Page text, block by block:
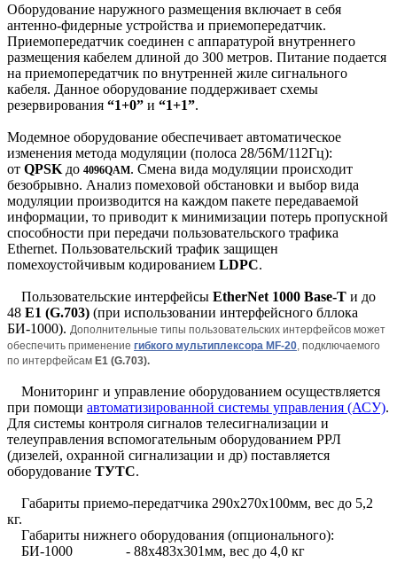
Оборудование наружного размещения включает в себя
антенно-фидерные устройства и приемопередатчик.
Приемопередатчик соединен с аппаратурой внутреннего
размещения кабелем длиной до 300 метров. Питание подается
на приемопередатчик по внутренней жиле сигнального
кабеля. Данное оборудование поддерживает схемы
резервирования “1+0” и “1+1”.
Модемное оборудование обеспечивает автоматическое
изменения метода модуляции (полоса 28/56М/112Гц):
от QPSK до 4096QAM. Смена вида модуляции происходит
безобрывно. Анализ помеховой обстановки и выбор вида
модуляции производится на каждом пакете передаваемой
информации, то приводит к минимизации потерь пропускной
способности при передачи пользовательского трафика
Ethernet. Пользовательский трафик защищен
помехоустойчивым кодированием LDPC.
Пользовательские интерфейсы EtherNet 1000 Base-T и до
48 Е1 (G.703) (при использовании интерфейсного бллока
БИ-1000). Дополнительные типы пользовательских интерфейсов может
обеспечить применение гибкого мультиплексора MF-20 , подключаемого
по интерфейсам Е1 (G.703).
Мониторинг и управление оборудованием осуществляется
при помощи автоматизированной системы управления (АСУ).
Для системы контроля сигналов телесигнализации и
телеуправления вспомогательным оборудованием РРЛ
(дизелей, охранной сигнализации и др) поставляется
оборудование ТУТС.
Габариты приемо-передатчика 290х270х100мм, вес до 5,2
кг.
Габариты нижнего оборудования (опционального):
БИ-1000 - 88х483х301мм, вес до 4,0 кг